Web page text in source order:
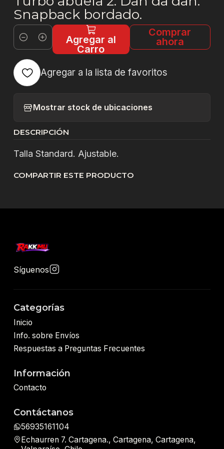
Snapback bordado.
Cantidad Agregar al
Carro
Comprar
ahora
Agregar a la lista de favoritos
Mostrar stock de ubicaciones
DESCRIPCIÓN
Talla Standard. Ajustable.
COMPARTIR ESTE PRODUCTO
Síguenos
Categorías
Inicio
Info. sobre Envíos
Respuestas a Preguntas Frecuentes
Información
Contacto
Contáctanos
56935161104
Echaurren 7. Cartagena., Cartagena, Cartagena,